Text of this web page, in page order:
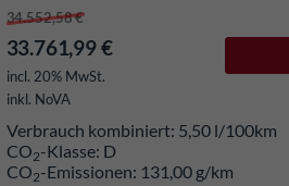
34.552,58 €
33.761,99 €
incl. 20% MwSt.
inkl. NoVA
Verbrauch kombiniert: 5,50 l/100km
CO2-Klasse: D
CO2-Emissionen: 131,00 g/km